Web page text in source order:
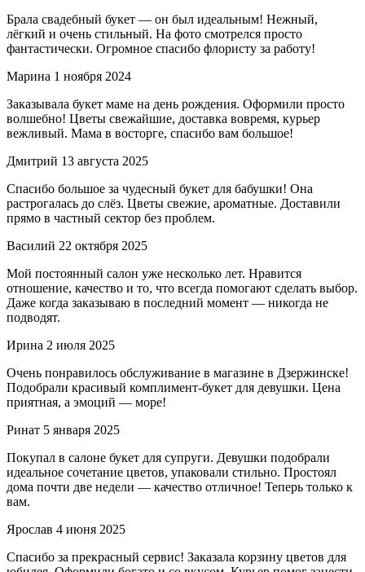
Брала свадебный букет — он был идеальным! Нежный,
лёгкий и очень стильный. На фото смотрелся просто
фантастически. Огромное спасибо флористу за работу!
Марина 1 ноября 2024
Заказывала букет маме на день рождения. Оформили просто
волшебно! Цветы свежайшие, доставка вовремя, курьер
вежливый. Мама в восторге, спасибо вам большое!
Дмитрий 13 августа 2025
Спасибо большое за чудесный букет для бабушки! Она
растрогалась до слёз. Цветы свежие, ароматные. Доставили
прямо в частный сектор без проблем.
Василий 22 октября 2025
Мой постоянный салон уже несколько лет. Нравится
отношение, качество и то, что всегда помогают сделать выбор.
Даже когда заказываю в последний момент — никогда не
подводят.
Ирина 2 июля 2025
Очень понравилось обслуживание в магазине в Дзержинске!
Подобрали красивый комплимент-букет для девушки. Цена
приятная, а эмоций — море!
Ринат 5 января 2025
Покупал в салоне букет для супруги. Девушки подобрали
идеальное сочетание цветов, упаковали стильно. Простоял
дома почти две недели — качество отличное! Теперь только к
вам.
Ярослав 4 июня 2025
Спасибо за прекрасный сервис! Заказала корзину цветов для